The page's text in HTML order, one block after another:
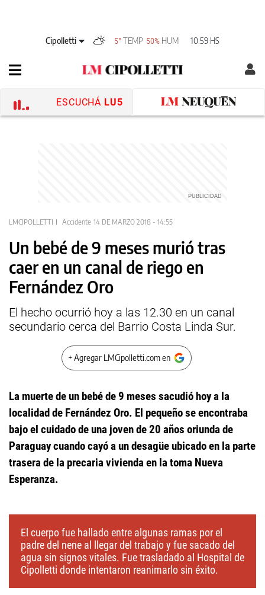
Cipolletti 5°TEMP 50% HUM 10:59 HS
ESCUCHÁ LU5
LMCIPOLLETTI Accidente 14 DE MARZO 2018 - 14:55
Un bebé de 9 meses murió tras
caer en un canal de riego en
Fernández Oro
El hecho ocurrió hoy a las 12.30 en un canal
secundario cerca del Barrio Costa Linda Sur.
+ Agregar LMCipolletti.com en
La muerte de un bebé de 9 meses sacudió hoy a la
localidad de Fernández Oro. El pequeño se encontraba
bajo el cuidado de una joven de 20 años oriunda de
Paraguay cuando cayó a un desagüe ubicado en la parte
trasera de la precaria vivienda en la toma Nueva
Esperanza.
El cuerpo fue hallado entre algunas ramas por el
padre del nene al llegar del trabajo y fue sacado del
agua sin signos vitales. Fue trasladado al Hospital de
Cipolletti donde intentaron reanimarlo sin éxito.